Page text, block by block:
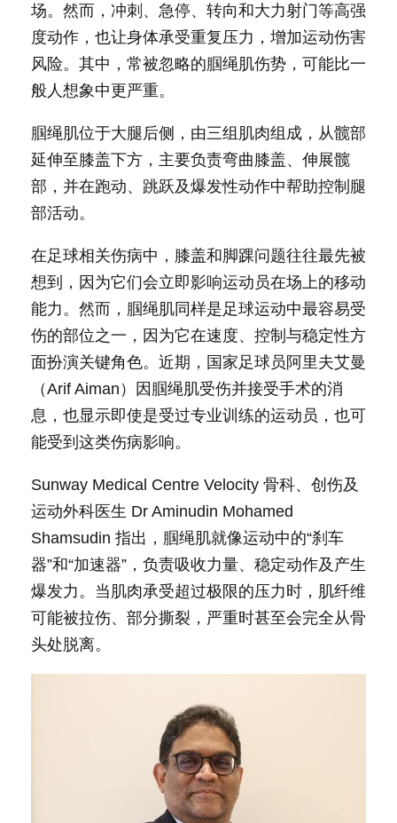
场。然而，冲刺、急停、转向和大力射门等高强
度动作，也让身体承受重复压力，增加运动伤害
风险。其中，常被忽略的腘绳肌伤势，可能比一
般人想象中更严重。
腘绳肌位于大腿后侧，由三组肌肉组成，从髋部
延伸至膝盖下方，主要负责弯曲膝盖、伸展髋
部，并在跑动、跳跃及爆发性动作中帮助控制腿
部活动。
在足球相关伤病中，膝盖和脚踝问题往往最先被
想到，因为它们会立即影响运动员在场上的移动
能力。然而，腘绳肌同样是足球运动中最容易受
伤的部位之一，因为它在速度、控制与稳定性方
面扮演关键角色。近期，国家足球员阿里夫艾曼
（Arif Aiman）因腘绳肌受伤并接受手术的消
息，也显示即使是受过专业训练的运动员，也可
能受到这类伤病影响。
Sunway Medical Centre Velocity 骨科、创伤及
运动外科医生 Dr Aminudin Mohamed
Shamsudin 指出，腘绳肌就像运动中的“刹车
器”和“加速器”，负责吸收力量、稳定动作及产生
爆发力。当肌肉承受超过极限的压力时，肌纤维
可能被拉伤、部分撕裂，严重时甚至会完全从骨
头处脱离。